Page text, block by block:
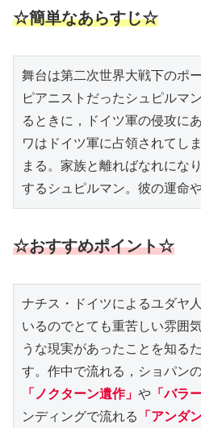
☆簡単なあらすじ☆
舞台は第二次世界大戦下のポ
ピアニストだったシュピルマ
るときに，ドイツ軍の侵攻に
ワはドイツ軍に占領されてし
まる。家族と離ればなれにな
するシュピルマン。彼の運命
☆おすすめポイント☆
ナチス・ドイツによるユダヤ
いるのでとても重苦しい雰囲
うな現実があったことを知る
す。作中で流れる，ショパン
「ノクターン遺作」 や 「バラ
ンディングで流れる 「アンダ